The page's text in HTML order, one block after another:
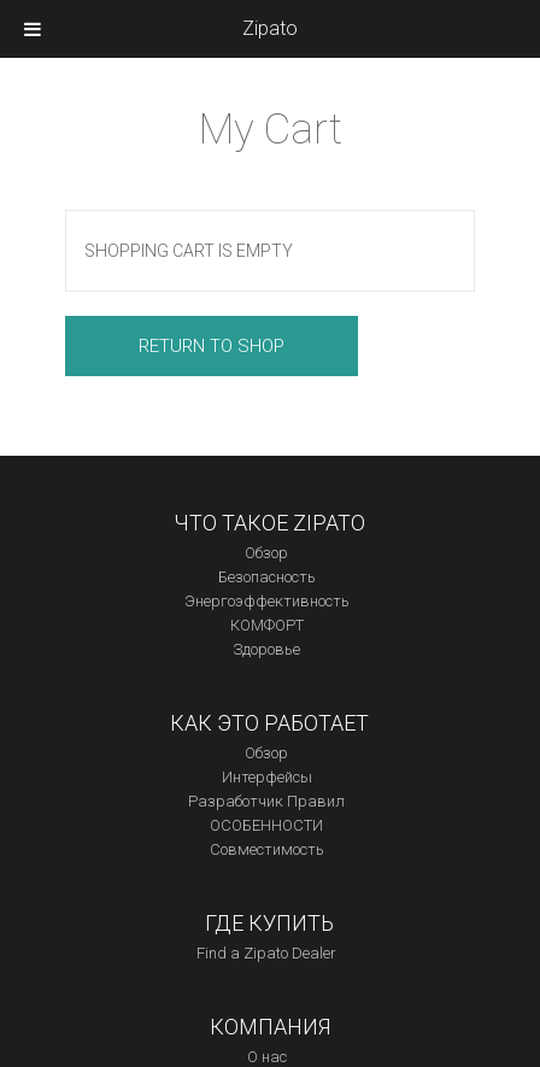
My Cart
SHOPPING CART IS EMPTY
RETURN TO SHOP
ЧТО ТАКОЕ ZIPATO
Обзор
Безопасность
Энергоэффективность
КОМФОРТ
Здоровье
КАК ЭТО РАБОТАЕТ
Обзор
Интерфейсы
Разработчик Правил
ОСОБЕННОСТИ
Совместимость
ГДЕ КУПИТЬ
Find a Zipato Dealer
КОМПАНИЯ
О нас
Zipato